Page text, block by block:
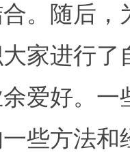
。随后
家进行
爱好。
些方法